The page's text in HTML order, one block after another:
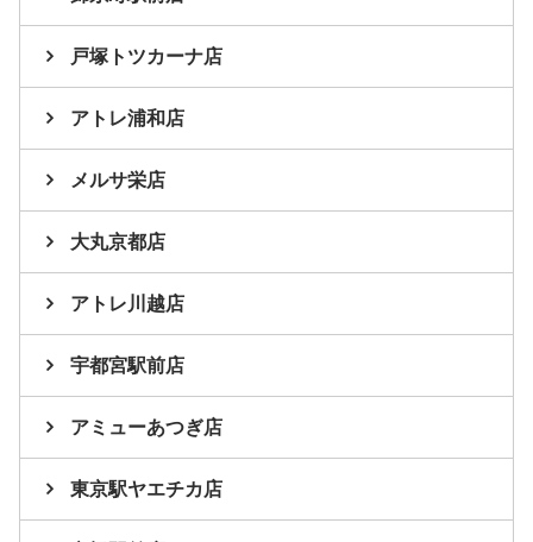
戸塚トツカーナ店
アトレ浦和店
メルサ栄店
大丸京都店
アトレ川越店
宇都宮駅前店
アミューあつぎ店
東京駅ヤエチカ店